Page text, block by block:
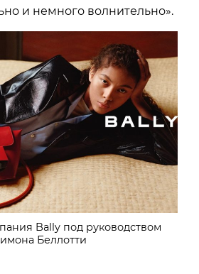
и немного волнительно».
Bally под руководством
Беллотти